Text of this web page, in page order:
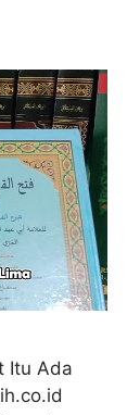
Itu Ada